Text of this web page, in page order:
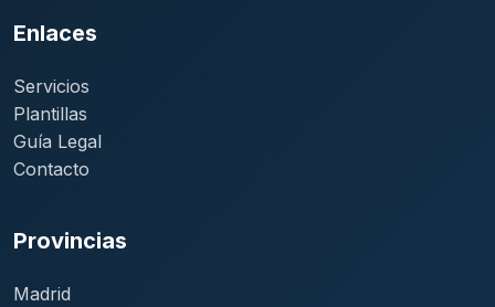
Enlaces
Servicios
Plantillas
Guía Legal
Contacto
Provincias
Madrid